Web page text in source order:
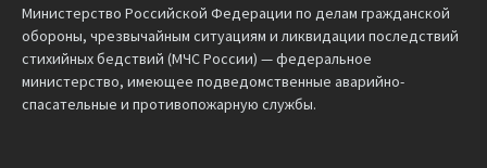
Министерство Российской Федерации по делам гражданской
обороны, чрезвычайным ситуациям и ликвидации последствий
стихийных бедствий (МЧС России) — федеральное
министерство, имеющее подведомственные аварийно-
спасательные и противопожарную службы.